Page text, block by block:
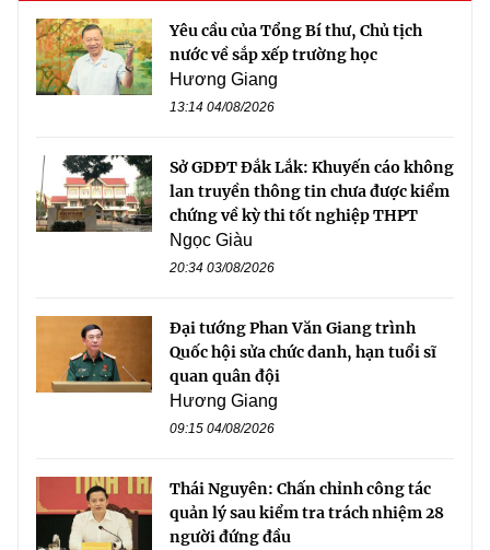
Yêu cầu của Tổng Bí thư, Chủ tịch
nước về sắp xếp trường học
Hương Giang
13:14 04/08/2026
Sở GDĐT Đắk Lắk: Khuyến cáo không
lan truyền thông tin chưa được kiểm
chứng về kỳ thi tốt nghiệp THPT
Ngọc Giàu
20:34 03/08/2026
Đại tướng Phan Văn Giang trình
Quốc hội sửa chức danh, hạn tuổi sĩ
quan quân đội
Hương Giang
09:15 04/08/2026
Thái Nguyên: Chấn chỉnh công tác
quản lý sau kiểm tra trách nhiệm 28
người đứng đầu